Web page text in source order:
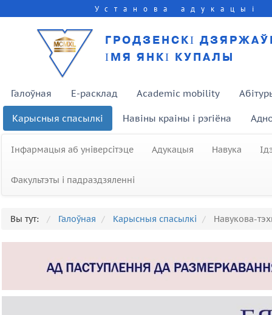
Установа адукацыі
ГРОДЗЕНСКІ
ІМЯ ЯНКІ КУПАЛЫ
Галоўная E-расклад Academic mobility
Карысныя спасылкі Навіны краіны і рэгіёна
Інфармацыя аб універсітэце Адукацыя Навука
Факультэты і падраздзяленні
Вы тут: Галоўная Карысныя спасылкі Навукова-